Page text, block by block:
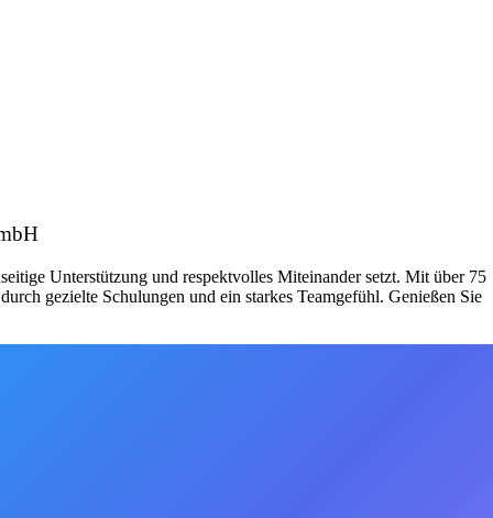
Unterstützung und respektvolles Miteinander setzt. Mit über 75
gezielte Schulungen und ein starkes Teamgefühl. Genießen Sie